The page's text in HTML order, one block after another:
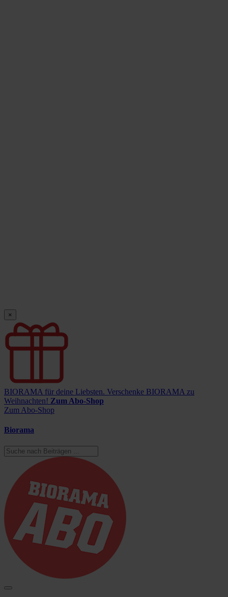
×
BIORAMA für deine Liebsten. Verschenke BIORAMA zu
Weihnachten! Zum Abo-Shop
Zum Abo-Shop
Biorama